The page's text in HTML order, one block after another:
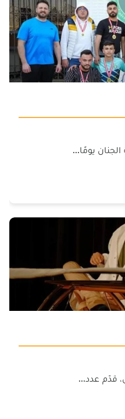
يومًا...
قدّم عدد...